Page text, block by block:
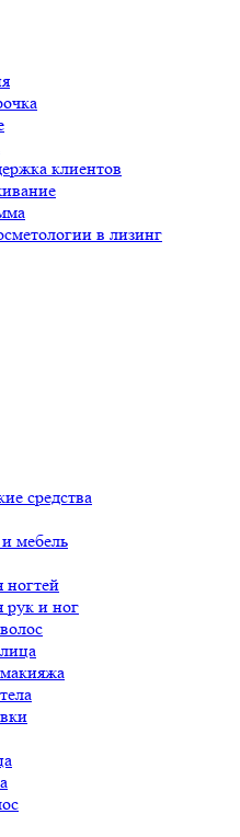
клиентов
в лизинг
средства
мебель
ногтей
рук и ног